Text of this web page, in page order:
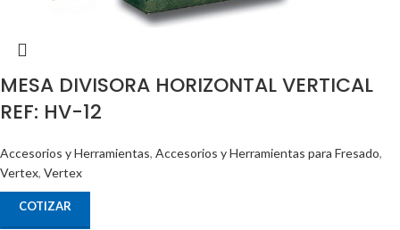
MESA DIVISORA HORIZONTAL VERTICAL
REF: HV-12
Accesorios y Herramientas, Accesorios y Herramientas para Fresado,
Vertex, Vertex
COTIZAR